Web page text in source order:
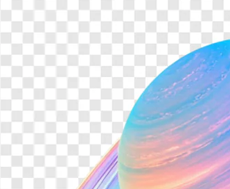
assinantes entre criativos, empresas,
agências e estúdios.
Português